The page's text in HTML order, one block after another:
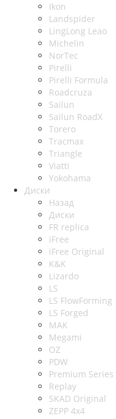
Ikon
Landspider
LingLong Leao
Michelin
NorTec
Pirelli
Pirelli Formula
Roadcruza
Sailun
Sailun RoadX
Torero
Tracmax
Triangle
Viatti
Yokohama
Диски
Назад
Диски
FR replica
iFree
iFree Original
K&K
Lizardo
LS
LS FlowForming
LS Forged
MAK
Megami
OZ
PDW
Premium Series
Replay
SKAD Original
ZEPP 4x4